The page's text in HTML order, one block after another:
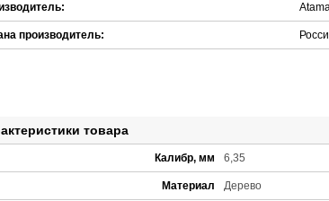
производитель:
товара
Калибр, мм 6,35
Материал Дерево